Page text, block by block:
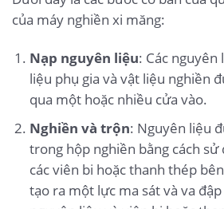
của máy nghiền xi măng:
Nạp nguyên liệu: Các
liệu phụ gia và vật liệu nghiền
qua một hoặc nhiều cửa vào.
Nghiền và trộn: Nguyên liệu
trong hộp nghiền bằng cách sử
các viên bi hoặc thanh thép
tạo ra một lực ma sát và va